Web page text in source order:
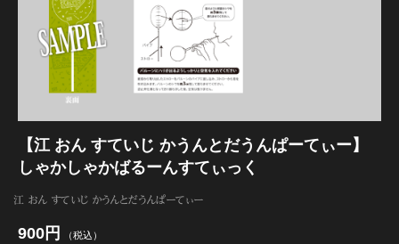
【江 おん すていじ かうんとだうんぱーてぃー】
しゃかしゃかばるーんすてぃっく
江 おん すていじ かうんとだうんぱーてぃー
900円 （税込）